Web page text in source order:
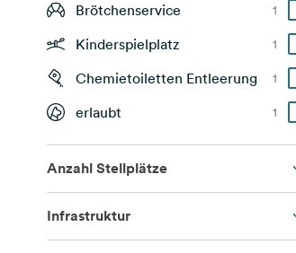
Brötchenservice 1
Kinderspielplatz 1
Chemietoiletten Entleerung 1
erlaubt 1
Anzahl Stellplätze
Infrastruktur